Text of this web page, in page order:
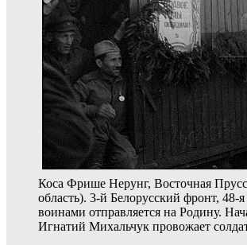
Коса Фрише Нерунг, Восточная
область). 3-й Белорусский фронт,
воинами отправляется на Родину.
Игнатий Михальчук провожает